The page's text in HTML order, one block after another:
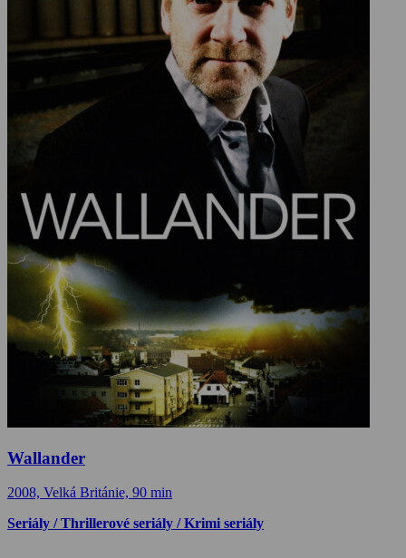
Wallander
2008, Velká Británie, 90 min
Seriály / Thrillerové seriály / Krimi seriály